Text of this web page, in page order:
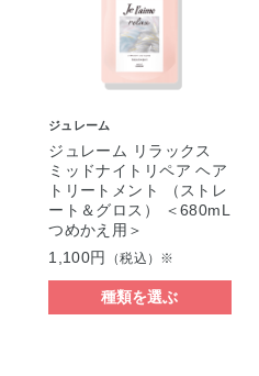
ジュレーム
ジュレーム リラックス
ミッドナイトリペア ヘア
トリートメント （ストレ
ート＆グロス） ＜680mL
つめかえ用＞
1,100円
（税込）※
種類を選ぶ